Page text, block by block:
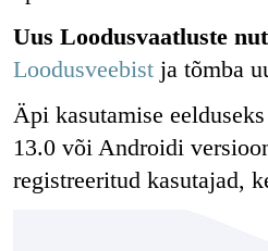
Uus Loodusvaatluste
Loodusveebistja tõmba
Äpi kasutamise
13.0 või Androidi
registreeritud kasutajad,